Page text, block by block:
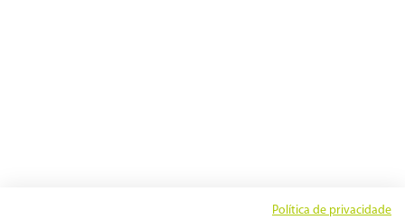
Política de privacidade